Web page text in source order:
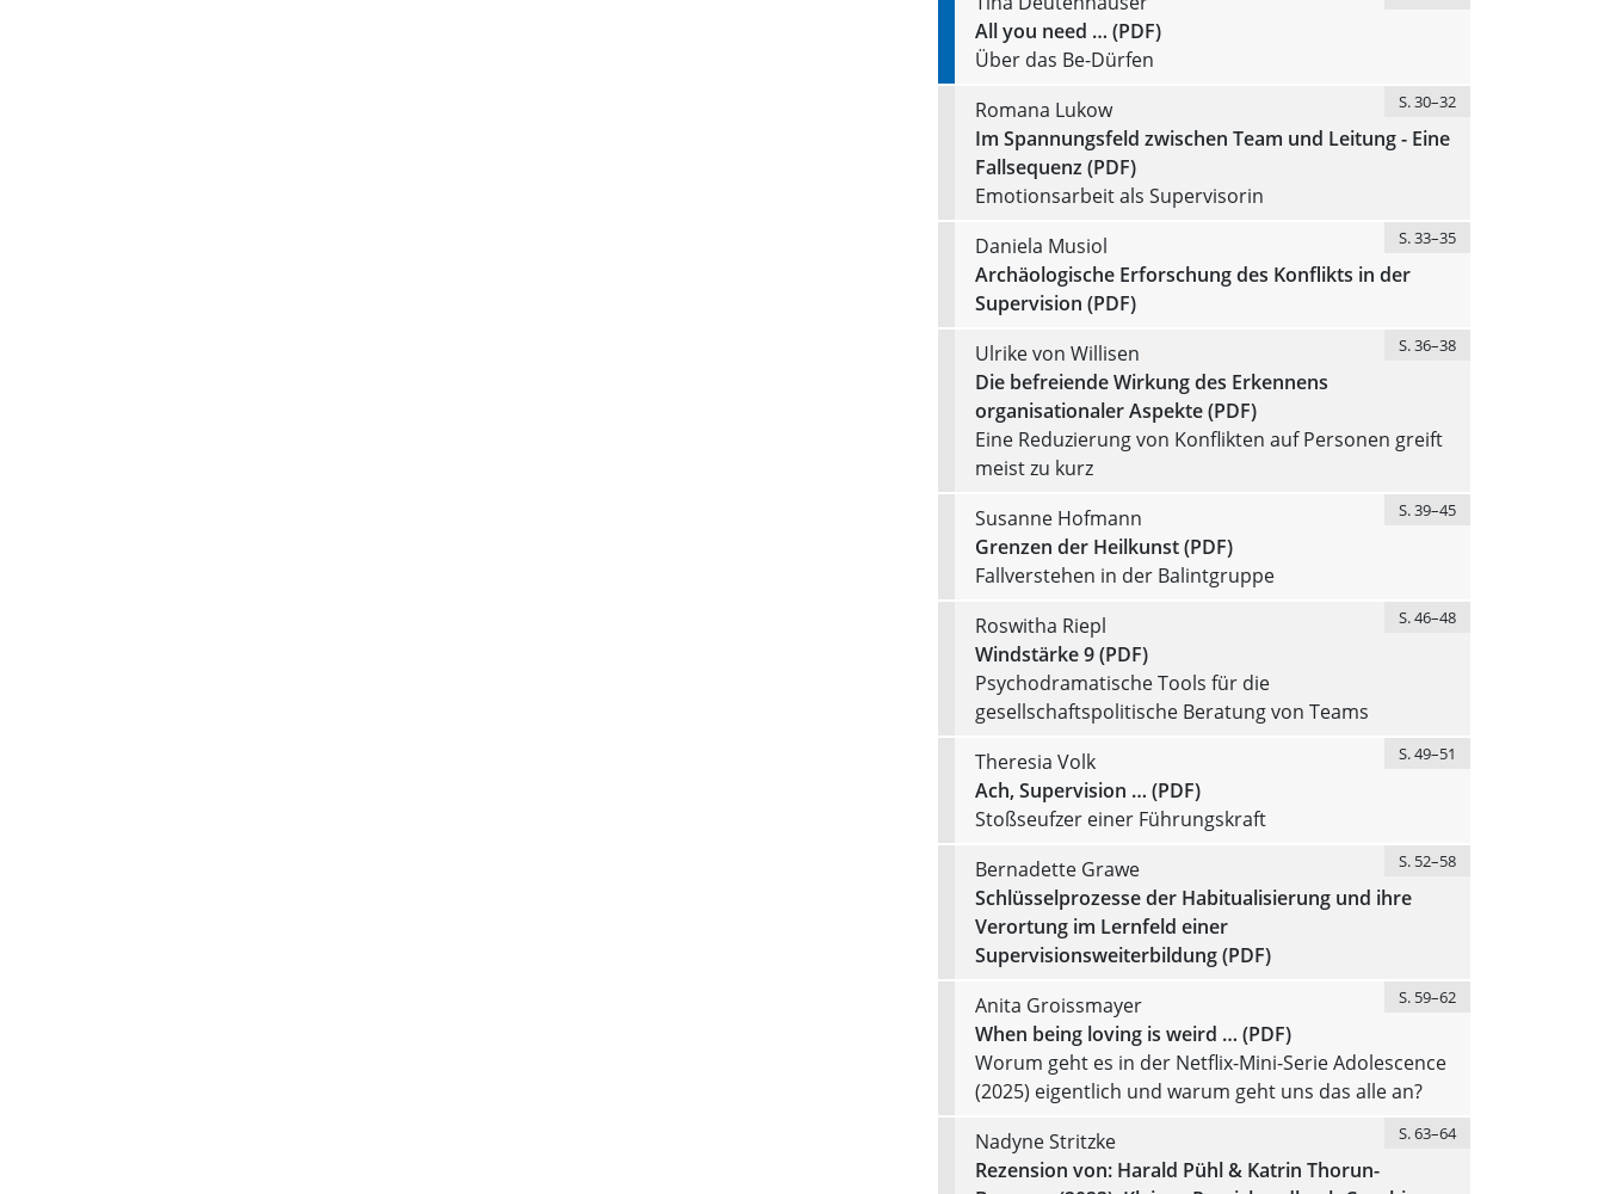
All you need … (PDF)
Über das Be-Dürfen
Romana Lukow
S. 30–32
Im Spannungsfeld zwischen Team und Leitung - Eine
Fallsequenz (PDF)
Emotionsarbeit als Supervisorin
Daniela Musiol
S. 33–35
Archäologische Erforschung des Konflikts in der
Supervision (PDF)
Ulrike von Willisen
S. 36–38
Die befreiende Wirkung des Erkennens
organisationaler Aspekte (PDF)
Eine Reduzierung von Konflikten auf Personen greift
meist zu kurz
Susanne Hofmann
S. 39–45
Grenzen der Heilkunst (PDF)
Fallverstehen in der Balintgruppe
Roswitha Riepl
S. 46–48
Windstärke 9 (PDF)
Psychodramatische Tools für die
gesellschaftspolitische Beratung von Teams
Theresia Volk
S. 49–51
Ach, Supervision … (PDF)
Stoßseufzer einer Führungskraft
Bernadette Grawe
S. 52–58
Schlüsselprozesse der Habitualisierung und ihre
Verortung im Lernfeld einer
Supervisionsweiterbildung (PDF)
Anita Groissmayer
S. 59–62
When being loving is weird … (PDF)
Worum geht es in der Netflix-Mini-Serie Adolescence
(2025) eigentlich und warum geht uns das alle an?
Nadyne Stritzke
S. 63–64
Rezension von: Harald Pühl & Katrin Thorun-